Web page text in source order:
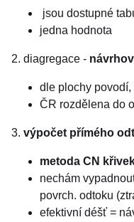
jsou dostupné
jedna hodnota
2. diagregace -
dle plochy
ČR rozdělena do
3. výpočet přímého
metoda CN
nechám
povrch. odtoku
efektivní déšť =